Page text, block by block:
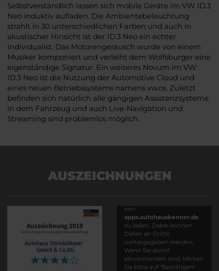
Selbstverständlich lassen sich mobile Geräte im VW ID.3
Neo induktiv aufladen. Die Ambientebeleuchtung
strahlt in 30 unterschiedlichen Farben und auch in
akustischer Hinsicht ist der ID.3 Neo ein echter
Individualist. Das Motorengeräusch wurde von einem
Musiker komponiert und verleiht dem Wolfsburger eine
eigenständige Signatur. Ein weiteres Novum im VW
ID.3 Neo ist die Nutzung der Automotive Cloud und
eines neuen Betriebssystems namens vw.os. Zuletzt
befinden sich natürlich alle gängigen Assistenzsysteme
in dem Fahrzeug und auch Live-Navigation und
Streaming sind problemlos möglich.
AUSZEICHNUNGEN
von
apps.autohauskenner.de
zu laden. Dabei können
Daten an Dritte
weitergegeben werden.
Wenn Sie damit
einverstanden sind, klicken
Sie bitte auf "Bestätigen".